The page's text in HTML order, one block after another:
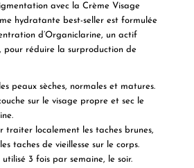
avec la Crème Visage
hydratante best-seller est formulée
d’Organiclarine, un actif
pour réduire la surproduction de
peaux sèches, normales et matures.
sur le visage propre et sec le
traiter localement les taches brunes,
taches de vieillesse sur le corps.
3 fois par semaine, le soir.